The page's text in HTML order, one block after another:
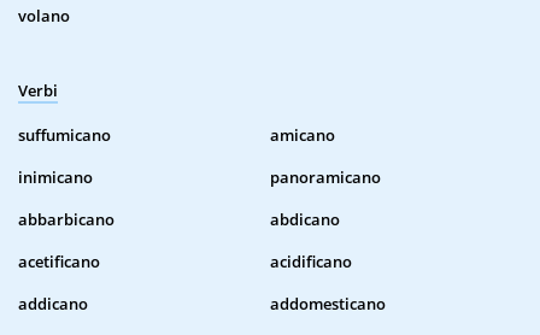
volano
Verbi
suffumicano
amicano
inimicano
panoramicano
abbarbicano
abdicano
acetificano
acidificano
addicano
addomesticano